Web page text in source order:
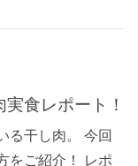
実食レポート！
る干し肉。 今回
をご紹介！ レポ